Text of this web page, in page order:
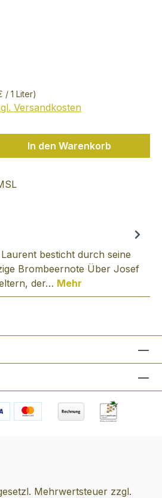
/ 1 Liter)
Versandkosten
Gib den
In den Warenkorb
besticht durch seine
Brombeernote Über Josef
der… Mehr
Mehrwertsteuer zzgl.